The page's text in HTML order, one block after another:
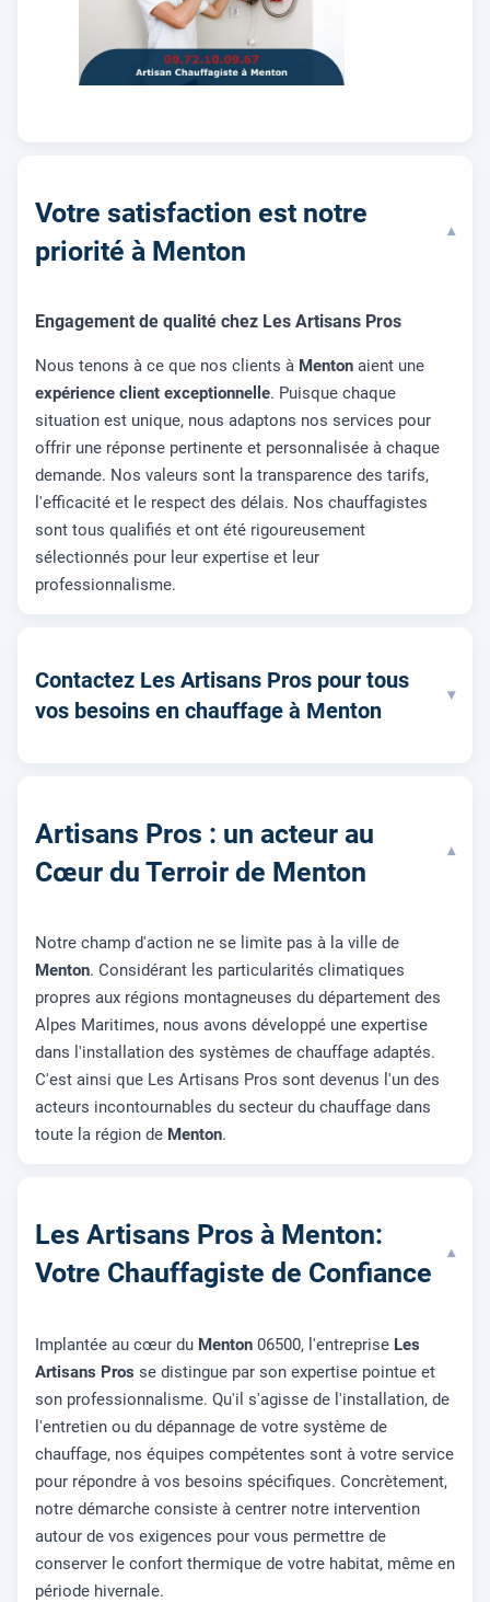
Votre satisfaction est notre
priorité à Menton
▾
Engagement de qualité chez Les Artisans Pros
Nous tenons à ce que nos clients à Menton aient une
expérience client exceptionnelle. Puisque chaque
situation est unique, nous adaptons nos services pour
offrir une réponse pertinente et personnalisée à chaque
demande. Nos valeurs sont la transparence des tarifs,
l'efficacité et le respect des délais. Nos chauffagistes
sont tous qualifiés et ont été rigoureusement
sélectionnés pour leur expertise et leur
professionnalisme.
Contactez Les Artisans Pros pour tous
vos besoins en chauffage à Menton
▾
Artisans Pros : un acteur au
Cœur du Terroir de Menton
▾
Notre champ d'action ne se limite pas à la ville de
Menton. Considérant les particularités climatiques
propres aux régions montagneuses du département des
Alpes Maritimes, nous avons développé une expertise
dans l'installation des systèmes de chauffage adaptés.
C'est ainsi que Les Artisans Pros sont devenus l'un des
acteurs incontournables du secteur du chauffage dans
toute la région de Menton.
Les Artisans Pros à Menton:
Votre Chauffagiste de Confiance
▾
Implantée au cœur du Menton 06500, l'entreprise Les
Artisans Pros se distingue par son expertise pointue et
son professionnalisme. Qu'il s'agisse de l'installation, de
l'entretien ou du dépannage de votre système de
chauffage, nos équipes compétentes sont à votre service
pour répondre à vos besoins spécifiques. Concrètement,
notre démarche consiste à centrer notre intervention
autour de vos exigences pour vous permettre de
conserver le confort thermique de votre habitat, même en
période hivernale.